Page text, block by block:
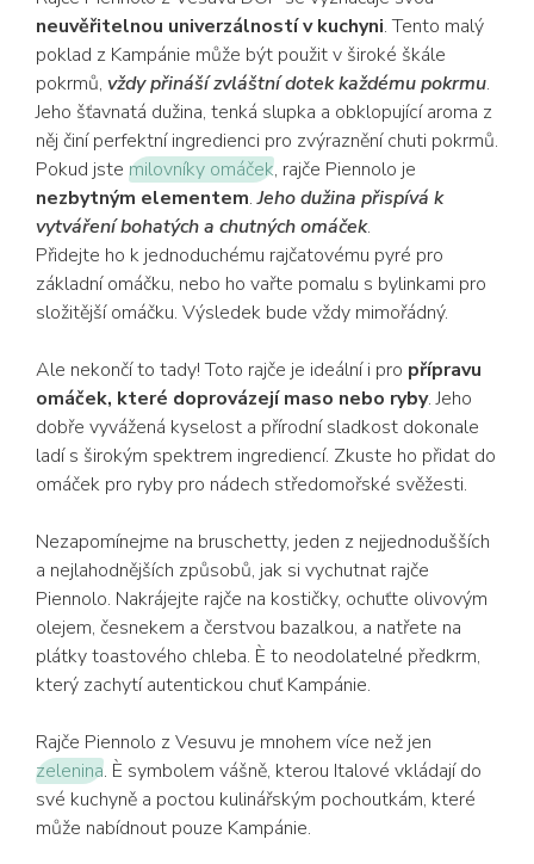
neuvěřitelnou univerzálností v kuchyni. Tento malý
poklad z Kampánie může být použit v široké škále
pokrmů, vždy přináší zvláštní dotek každému pokrmu.
Jeho šťavnatá dužina, tenká slupka a obklopující aroma z
něj činí perfektní ingredienci pro zvýraznění chuti pokrmů.
Pokud jste milovníky omáček, rajče Piennolo je
nezbytným elementem.Jeho dužina přispívá k
vytváření bohatých a chutných omáček.
Přidejte ho k jednoduchému rajčatovému pyré pro
základní omáčku, nebo ho vařte pomalu s bylinkami pro
složitější omáčku. Výsledek bude vždy mimořádný.
Ale nekončí to tady! Toto rajče je ideální i pro přípravu
omáček, které doprovázejí maso nebo ryby. Jeho
dobře vyvážená kyselost a přírodní sladkost dokonale
ladí s širokým spektrem ingrediencí. Zkuste ho přidat do
omáček pro ryby pro nádech středomořské svěžesti.
Nezapomínejme na bruschetty, jeden z nejjednodušších
a nejlahodnějších způsobů, jak si vychutnat rajče
Piennolo. Nakrájejte rajče na kostičky, ochuťte olivovým
olejem, česnekem a čerstvou bazalkou, a natřete na
plátky toastového chleba. È to neodolatelné předkrm,
který zachytí autentickou chuť Kampánie.
Rajče Piennolo z Vesuvu je mnohem více než jen
zelenina. È symbolem vášně, kterou Italové vkládají do
své kuchyně a poctou kulinářským pochoutkám, které
může nabídnout pouze Kampánie.